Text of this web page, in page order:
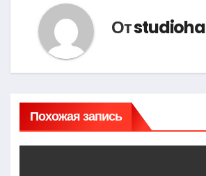
От
Похожая запись